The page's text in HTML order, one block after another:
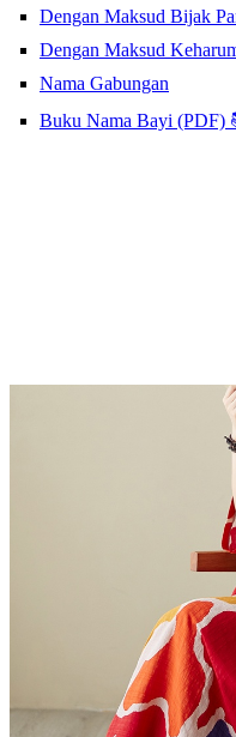
Dengan Maksud Bijak
Dengan Maksud
Nama Gabungan
Buku Nama Bayi (PDF)